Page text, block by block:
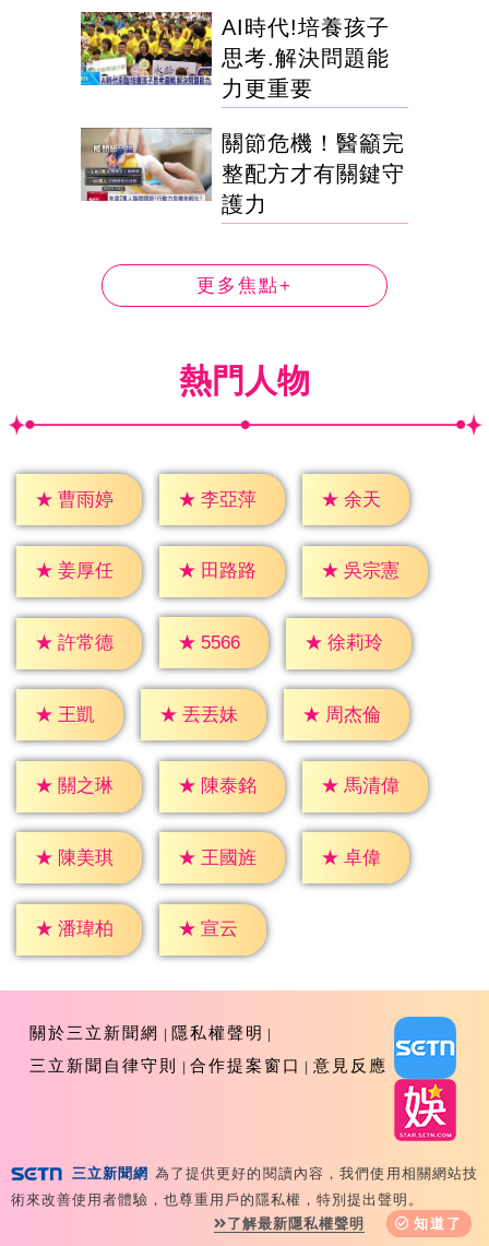
AI時代!培養孩子
思考.解決問題能
力更重要
關節危機！醫籲完
整配方才有關鍵守
護力
更多焦點+
熱門人物
★ 曹雨婷 ★ 李亞萍 ★ 余天
★ 姜厚任 ★ 田路路 ★ 吳宗憲
★ 許常德 ★ 5566 ★ 徐莉玲
★ 王凱 ★ 丟丟妹 ★ 周杰倫
★ 關之琳 ★ 陳泰銘 ★ 馬清偉
★ 陳美琪 ★ 王國旌 ★ 卓偉
★ 潘瑋柏 ★ 宣云
關於三立新聞網
隱私權聲明
三立新聞自律守則
合作提案窗口 意見反應
Copyright ©2026 Sanlih E-Television All Rights
Reserved 版權所有 盜用必究 台北市內湖區舊宗路一段159
號 02-8792-8888
三立新聞網 為了提供更好的閱讀內容，我們使用相關網站技
術來改善使用者體驗，也尊重用戶的隱私權，特別提出聲明。
了解最新隱私權聲明
知道了